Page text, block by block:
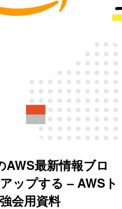
AWS最新情報ブロ
ップする – AWSト
会用資料